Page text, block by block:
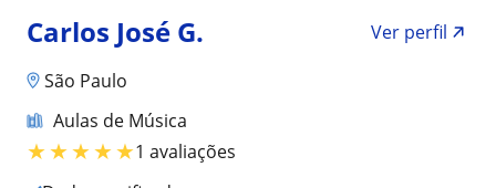
Carlos José G.
Ver perfil
São Paulo
Aulas de Música
★★★★★1 avaliações